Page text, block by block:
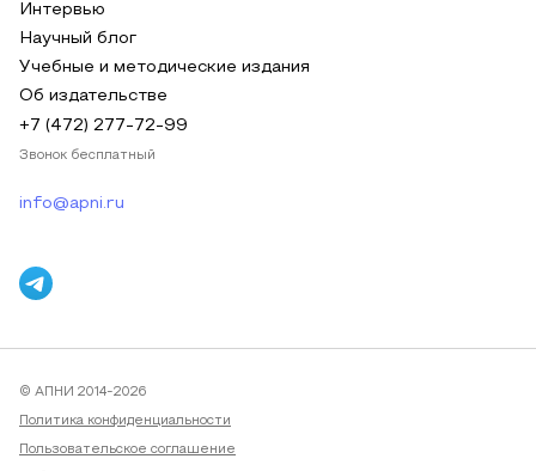
Интервью
Научный блог
Учебные и методические издания
Об издательстве
+7 (472) 277-72-99
Звонок бесплатный
info@apni.ru
© АПНИ 2014-2026
Политика конфиденциальности
Пользовательское соглашение